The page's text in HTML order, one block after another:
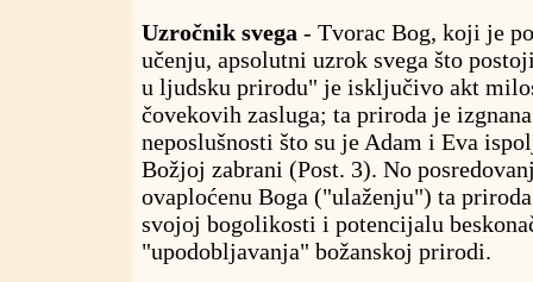
Uzročnik svega - Tvorac Bog, koji je
učenju, apsolutni uzrok svega što
u ljudsku prirodu" je isključivo akt
čovekovih zasluga; ta priroda je
neposlušnosti što su je Adam i Eva
Božjoj zabrani (Post. 3). No
ovaploćenu Boga ("ulaženju") ta
svojoj bogolikosti i potencijalu
"upodobljavanja" božanskoj prirodi.